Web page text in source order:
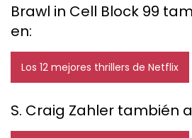
Brawl in Cell Block 99
en:
Los 12 mejores thrillers de Netflix
S. Craig Zahler también